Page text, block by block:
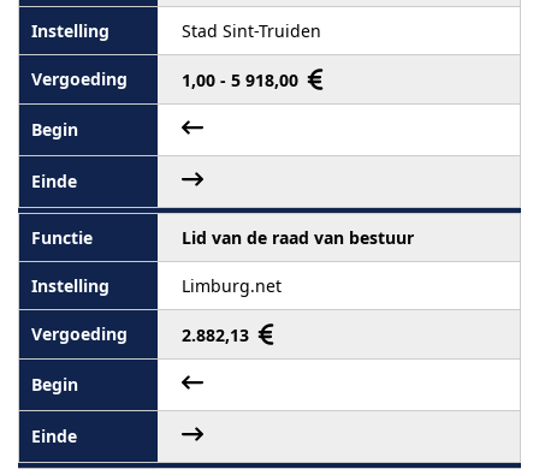
Stad Sint-Truiden
1,00 - 5 918,00
Lid van de raad van bestuur
Limburg.net
2.882,13